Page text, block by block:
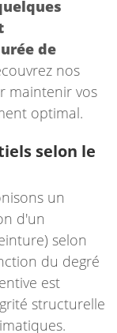
de
nos
maintenir vos
optimal.
selon le
un
d'un
selon
du degré
est
structurelle